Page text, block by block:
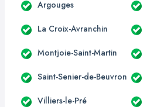
Argouges
La Croix-Avranchin
Montjoie-Saint-Martin
Saint-Senier-de-Beuvron
Villiers-le-Pré